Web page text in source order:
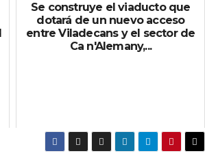
Se construye el viaducto que
dotará de un nuevo acceso
entre Viladecans y el sector de
Ca n'Alemany,...